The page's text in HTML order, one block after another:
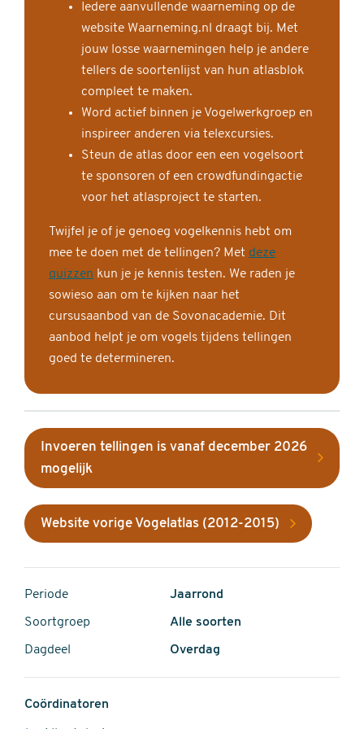
Iedere aanvullende waarneming op de
website Waarneming.nl draagt bij. Met
jouw losse waarnemingen help je andere
tellers de soortenlijst van hun atlasblok
compleet te maken.
Word actief binnen je Vogelwerkgroep en
inspireer anderen via telexcursies.
Steun de atlas door een een vogelsoort
te sponsoren of een crowdfundingactie
voor het atlasproject te starten.
Twijfel je of je genoeg vogelkennis hebt om
mee te doen met de tellingen? Met deze
quizzen kun je je kennis testen. We raden je
sowieso aan om te kijken naar het
cursusaanbod van de Sovonacademie. Dit
aanbod helpt je om vogels tijdens tellingen
goed te determineren.
Invoeren tellingen is vanaf december 2026
mogelijk
Website vorige Vogelatlas (2012-2015)
Periode Jaarrond
Soortgroep Alle soorten
Dagdeel Overdag
Coördinatoren